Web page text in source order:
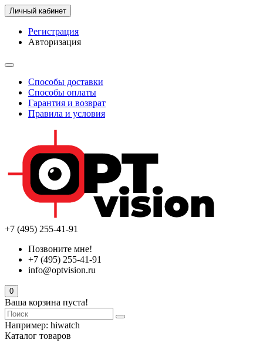
Личный кабинет
Регистрация
Авторизация
Способы доставки
Способы оплаты
Гарантия и возврат
Правила и условия
+7 (495) 255-41-91
Позвоните мне!
+7 (495) 255-41-91
info@optvision.ru
0
Ваша корзина пуста!
Например: hiwatch
Каталог товаров